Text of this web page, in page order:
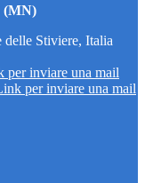
(MN)
delle Stiviere, Italia
per inviare una mail
per inviare una mail